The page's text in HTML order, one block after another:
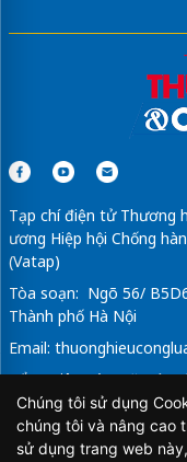
Tạp chí điện tử Thương
ương Hiệp hội Chống
(Vatap)
Tòa soạn: Ngõ 56/
Thành phố Hà Nội
Email:
Tổng Biên Tập: Vũ Đức
Giấy phép hoạt động
Thông tin và Truyền
Chúng tôi sử dụng
chúng tôi và nâng cao
sử dụng trang web